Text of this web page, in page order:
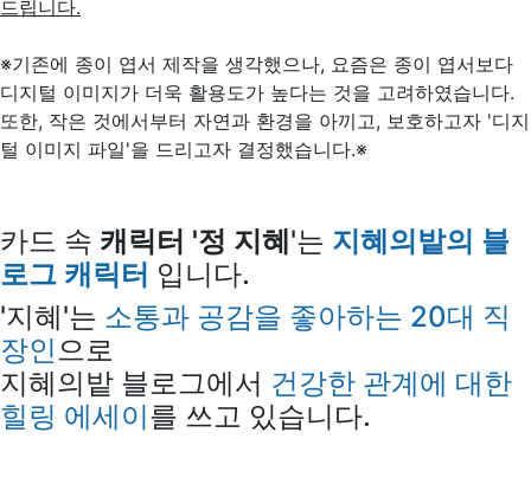
드립니다.
※기존에 종이 엽서 제작을 생각했으나, 요즘은 종이 엽서보다
디지털 이미지가 더욱 활용도가 높다는 것을 고려하였습니다.
또한, 작은 것에서부터 자연과 환경을 아끼고, 보호하고자 '디지
털 이미지 파일'을 드리고자 결정했습니다.※
카드 속 캐릭터 '정 지혜'는 지혜의밭의 블
로그 캐릭터 입니다.
'지혜'는 소통과 공감을 좋아하는 20대 직
장인으로
지혜의밭 블로그에서 건강한 관계에 대한
힐링 에세이를 쓰고 있습니다.